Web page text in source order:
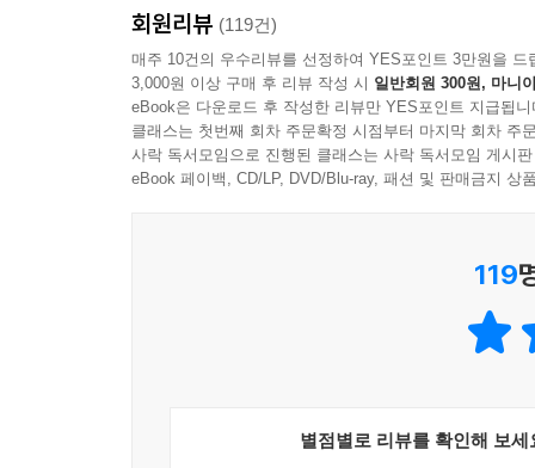
회원리뷰 (119건)
매주 10건의 우수리뷰를 선정하여 YES포인트 3만원을 드
3,000원 이상 구매 후 리뷰 작성 시 일반회원 300원, 마니
eBook은 다운로드 후 작성한 리뷰만 YES포인트 지급됩니
클래스는 첫번째 회차 주문확정 시점부터 마지막 회차 주
사락 독서모임으로 진행된 클래스는 사락 독서모임 게시
eBook 페이백, CD/LP, DVD/Blu-ray, 패션 및 판매금지 상
119
별점별로 리뷰를 확인해 보세